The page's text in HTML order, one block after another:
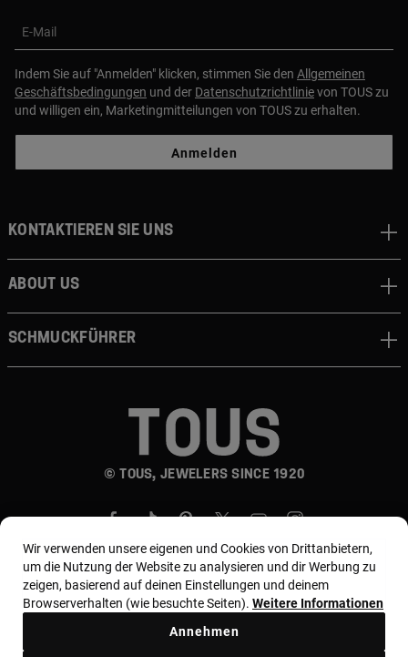
E-Mail
Indem Sie auf "Anmelden" klicken, stimmen Sie den Allgemeinen
Geschäftsbedingungen und der Datenschutzrichtlinievon TOUS zu
und willigen ein, Marketingmitteilungen von TOUS zu erhalten.
Anmelden
© TOUS, JEWELERS SINCE 1920
Kontaktieren sie uns
About us
Schmuckführer
Land und Währung:Germany / Euro
Wir verwenden unsere eigenen und Cookies von Drittanbietern,
um die Nutzung der Website zu analysieren und dir Werbung zu
zeigen, basierend auf deinen Einstellungen und deinem
Browserverhalten (wie besuchte Seiten). Weitere Informationen
Annehmen